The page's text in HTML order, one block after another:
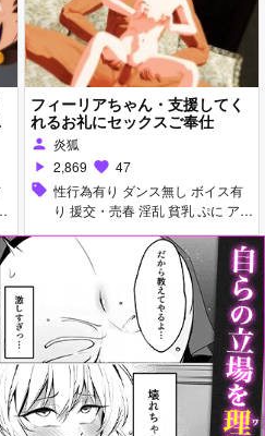
フィーリアちゃん・支援してく
れるお礼にセックスご奉仕
person 炎狐
play_arrow 2,869 favorite 47
sell 性行為有り ダンス無し ボイス有
り 援交・売春 淫乱 貧乳 ぷに アナ
ル責め